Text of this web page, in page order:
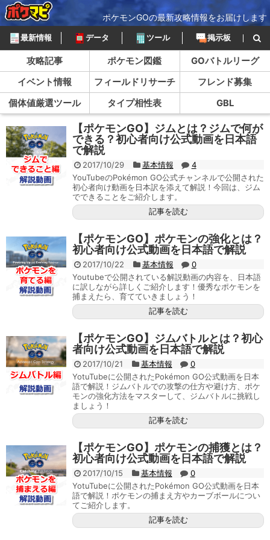
ポケモンGOの最新攻略情報をお届けします
最新情報 データ ツール 掲示板
攻略記事 ポケモン図鑑
GOバトルリーグ
イベント情報
フィールドリサーチ
フレンド募集
個体値厳選ツール
タイプ相性表 GBL
【ポケモンGO】ジムとは？ジムで何が
できる？初心者向け公式動画を日本語
で解説
2017/10/29 基本情報
4
YouTubeのPokémon GO公式チャンネルで公開された
初心者向け動画を日本訳を添えて解説！今回は、ジム
でできることをご紹介します。
記事を読む
【ポケモンGO】ポケモンの強化とは？
初心者向け公式動画を日本語で解説
2017/10/22 基本情報
0
Youtubeで公開されている解説動画の内容を、日本語
に訳しながら詳しくご紹介します！優秀なポケモンを
捕まえたら、育てていきましょう！
記事を読む
【ポケモンGO】ジムバトルとは？初心
者向け公式動画を日本語で解説
2017/10/21 基本情報
0
YotuTubeに公開されたPokémon GO公式動画を日本
語で解説！ジムバトルでの攻撃の仕方や避け方、ポケ
モンの強化方法をマスターして、ジムバトルに挑戦し
ましょう！
記事を読む
【ポケモンGO】ポケモンの捕獲とは？
初心者向け公式動画を日本語で解説
2017/10/15 基本情報
0
YotuTubeに公開されたPokémon GO公式動画を日本
語で解説！ポケモンの捕まえ方やカーブボールについ
てご紹介します。
記事を読む